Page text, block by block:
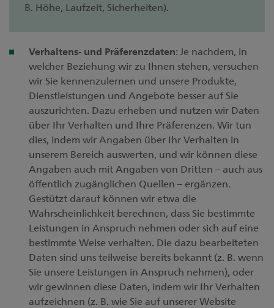
B. Höhe, Laufzeit, Sicherheiten).
Verhaltens- und Präferenzdaten: Je nachdem, in
welcher Beziehung wir zu Ihnen stehen, versuchen
wir Sie kennenzulernen und unsere Produkte,
Dienstleistungen und Angebote besser auf Sie
auszurichten. Dazu erheben und nutzen wir Daten
über Ihr Verhalten und Ihre Präferenzen. Wir tun
dies, indem wir Angaben über Ihr Verhalten in
unserem Bereich auswerten, und wir können diese
Angaben auch mit Angaben von Dritten – auch aus
öffentlich zugänglichen Quellen – ergänzen.
Gestützt darauf können wir etwa die
Wahrscheinlichkeit berechnen, dass Sie bestimmte
Leistungen in Anspruch nehmen oder sich auf eine
bestimmte Weise verhalten. Die dazu bearbeiteten
Daten sind uns teilweise bereits bekannt (z. B. wenn
Sie unsere Leistungen in Anspruch nehmen), oder
wir gewinnen diese Daten, indem wir Ihr Verhalten
aufzeichnen (z. B. wie Sie auf unserer Website